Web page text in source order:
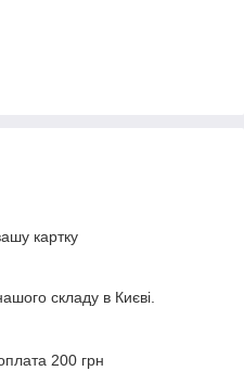
картку
складу в Києві.
200 грн